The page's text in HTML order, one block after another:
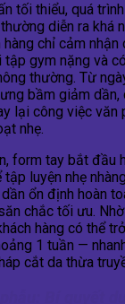
tối thiểu, quá
diễn ra khá
chỉ cảm nhận
gym nặng và
thường. Từ
bầm giảm dần,
lại công việc văn
nhẹ.
form tay bắt đầu
tập luyện nhẹ
ổn định hoàn
chắc tối ưu.
hàng có thể
1 tuần —
cắt da thừa